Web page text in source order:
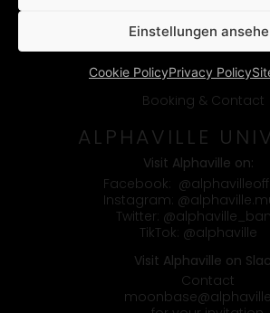
Einstellungen
Cookie PolicyPrivacy Policy
Booking & Contact
ALPHAVILLE
Visit Alphaville on:
Facebook:
Instagram:
Twitter:
TikTok: @alphaville
Visit Alphaville on
Contact